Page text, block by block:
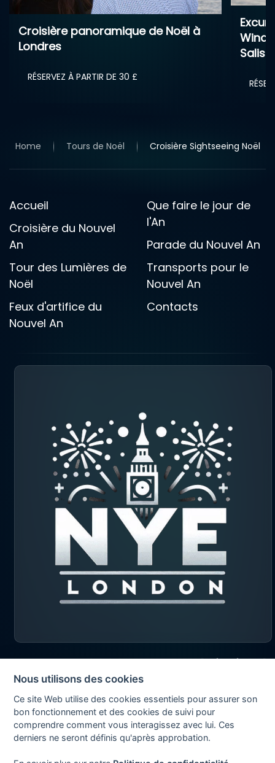
Excursion lendemain de Noël –
Windsor, Bath, Stonehenge &
Salisbury
RÉSERVEZ À PARTIR DE 120 £
Visite
Avon
26
Home Tours de Noël Croisière Sightseeing Noël
Accueil
Croisière du Nouvel
An
Tour des Lumières de
Noël
Feux d'artifice du
Nouvel An
Que faire le jour de
l'An
Parade du Nouvel An
Transports pour le
Nouvel An
Contacts
2026 © Exapad Limited
All rights reserved
Nous utilisons des cookies
Ce site Web utilise des cookies essentiels pour assurer son
bon fonctionnement et des cookies de suivi pour
comprendre comment vous interagissez avec lui. Ces
derniers ne seront définis qu'après approbation.